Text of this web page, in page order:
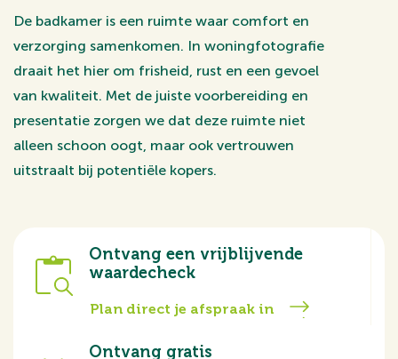
De badkamer is een ruimte waar comfort en
verzorging samenkomen. In woningfotografie
draait het hier om frisheid, rust en een gevoel
van kwaliteit. Met de juiste voorbereiding en
presentatie zorgen we dat deze ruimte niet
alleen schoon oogt, maar ook vertrouwen
uitstraalt bij potentiële kopers.
Ontvang een vrijblijvende
waardecheck
Plan direct je afspraak in
Ontvang gratis